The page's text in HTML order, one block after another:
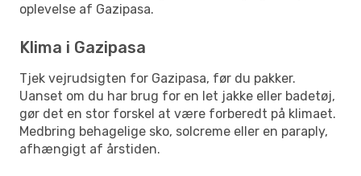
oplevelse af Gazipasa.
Klima i Gazipasa
Tjek vejrudsigten for Gazipasa, før du pakker.
Uanset om du har brug for en let jakke eller badetøj,
gør det en stor forskel at være forberedt på klimaet.
Medbring behagelige sko, solcreme eller en paraply,
afhængigt af årstiden.